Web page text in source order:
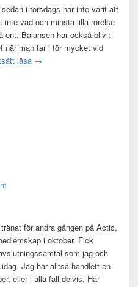
i torsdags har inte varit att
inte vad och minsta lilla rörelse
ont. Balansen har också blivit
när man tar i för mycket vid
läsa Träningsvärken från helvetet
→
för andra gången på Actic,
i oktober. Fick
som jag och
Jag har alltså handlett en
eller i alla fall delvis. Har